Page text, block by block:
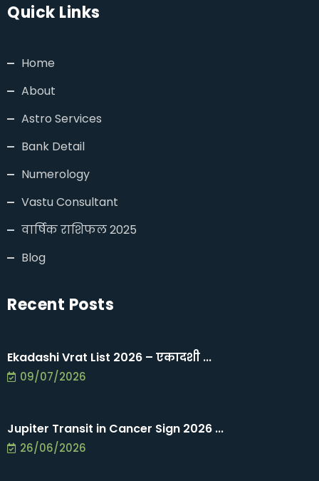
Quick Links
Home
About
Astro Services
Bank Detail
Numerology
Vastu Consultant
वार्षिक राशिफल 2025
Blog
Recent Posts
Ekadashi Vrat List 2026 – एकादशी ...
09/07/2026
Jupiter Transit in Cancer Sign 2026 ...
26/06/2026